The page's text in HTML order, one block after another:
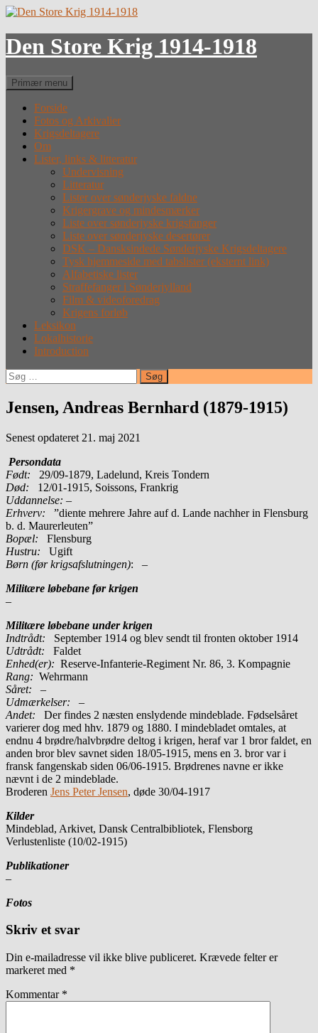
Hop
indhold
Den Store Krig 1914-1918
Søg
Primær menu
Forside
Fotos og Arkivalier
Krigsdeltagere
Om
Lister, links & litteratur
Undervisning
Litteratur
Lister over sønderjyske faldne
Krigergrave og mindesmærker
Liste over sønderjyske krigsfanger
Liste over sønderjyske desertører
DSK – Dansksindede Sønderjyske Krigsdeltagere
Tysk hjemmeside med tabslister (eksternt link)
Alfabetiske lister
Straffefanger i Sønderjylland
Film & videoforedrag
Krigens forløb
Leksikon
Lokalhistorie
Introduction
Søg
efter:
Jensen, Andreas Bernhard (1879-1915)
Senest opdateret 21. maj 2021
Persondata
Født: 29/09-1879, Ladelund, Kreis Tondern
Død: 12/01-1915, Soissons, Frankrig
Uddannelse: –
Erhverv: ”diente mehrere Jahre auf d. Lande nachher in Flensburg
b. d. Maurerleuten”
Bopæl: Flensburg
Hustru: Ugift
Børn (før krigsafslutningen): –
Militære løbebane før krigen
–
Militære løbebane under krigen
Indtrådt: September 1914 og blev sendt til fronten oktober 1914
Udtrådt: Faldet
Enhed(er): Reserve-Infanterie-Regiment Nr. 86, 3. Kompagnie
Rang: Wehrmann
Såret: –
Udmærkelser: –
Andet: Der findes 2 næsten enslydende mindeblade. Fødselsåret
varierer dog med hhv. 1879 og 1880. I mindebladet omtales, at
endnu 4 brødre/halvbrødre deltog i krigen, heraf var 1 bror faldet, en
anden bror blev savnet siden 18/05-1915, mens en 3. bror var i
fransk fangenskab siden 06/06-1915. Brødrenes navne er ikke
nævnt i de 2 mindeblade.
Broderen Jens Peter Jensen, døde 30/04-1917
Kilder
Mindeblad, Arkivet, Dansk Centralbibliotek, Flensborg
Verlustenliste (10/02-1915)
Publikationer
–
Fotos
Skriv et svar
Din e-mailadresse vil ikke blive publiceret. Krævede felter er
markeret med *
Kommentar *